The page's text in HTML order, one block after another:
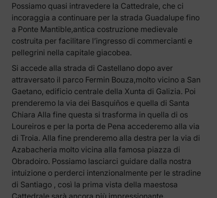
Possiamo quasi intravedere la Cattedrale, che ci
incoraggia a continuare per la strada Guadalupe fino
a Ponte Mantible,antica costruzione medievale
costruita per facilitare l’ingresso di commercianti e
pellegrini nella capitale giacobea.
Si accede alla strada di Castellano dopo aver
attraversato il parco Fermin Bouza,molto vicino a San
Gaetano, edificio centrale della Xunta di Galizia. Poi
prenderemo la via dei Basquiños e quella di Santa
Chiara Alla fine questa si trasforma in quella di os
Loureiros e per la porta de Pena accederemo alla via
di Troia. Alla fine prenderemo alla destra per la via di
Azabacheria molto vicina alla famosa piazza di
Obradoiro. Possiamo lasciarci guidare dalla nostra
intuizione o perderci intenzionalmente per le stradine
di Santiago , così la prima vista della maestosa